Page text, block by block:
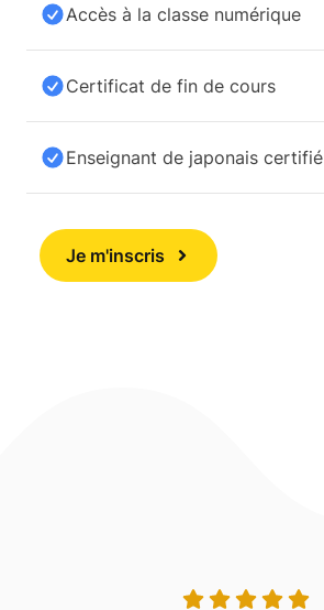
Accès à la classe numérique
Certificat de fin de cours
Enseignant de japonais certifié
Je m'inscris